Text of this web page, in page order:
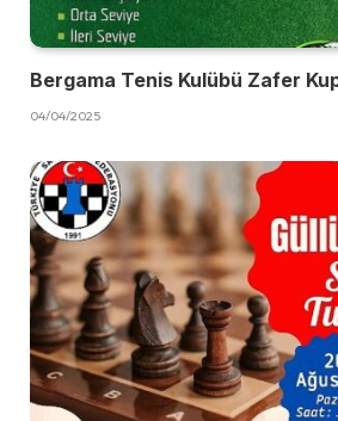
Bergama Tenis Kulübü Zafer
04/04/2025